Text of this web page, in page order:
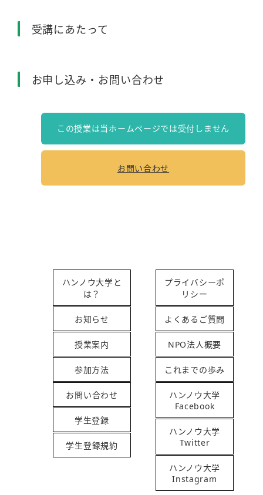
受講にあたって
お申し込み・お問い合わせ
この授業は当ホームページでは受付しません
お問い合わせ
ハンノウ大学と
は？
お知らせ
授業案内
参加方法
お問い合わせ
学生登録
学生登録規約
プライバシーポ
リシー
よくあるご質問
NPO法人概要
これまでの歩み
ハンノウ大学
Facebook
ハンノウ大学
Twitter
ハンノウ大学
Instagram